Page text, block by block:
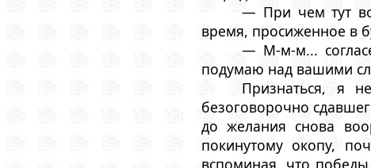
— При чем тут
время, просиженное в
— М-м-м...
подумаю над вашими
Признаться, я
безоговорочно
до желания снова
покинутому окопу,
вспоминая, что